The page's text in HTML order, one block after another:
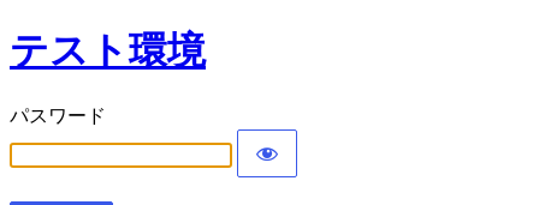
テスト環境
パスワード